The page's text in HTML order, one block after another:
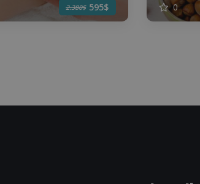
2.380$ 595$ 0